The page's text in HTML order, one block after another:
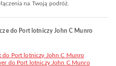
na Twoją podróż.
do Port lotniczy John C Munro
do Port lotniczy John C Munro